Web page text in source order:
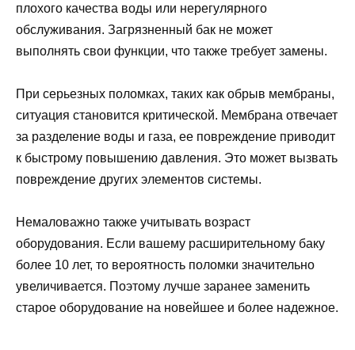
плохого качества воды или нерегулярного
обслуживания. Загрязненный бак не может
выполнять свои функции, что также требует замены.
При серьезных поломках, таких как обрыв мембраны,
ситуация становится критической. Мембрана отвечает
за разделение воды и газа, ее повреждение приводит
к быстрому повышению давления. Это может вызвать
повреждение других элементов системы.
Немаловажно также учитывать возраст
оборудования. Если вашему расширительному баку
более 10 лет, то вероятность поломки значительно
увеличивается. Поэтому лучше заранее заменить
старое оборудование на новейшее и более надежное.